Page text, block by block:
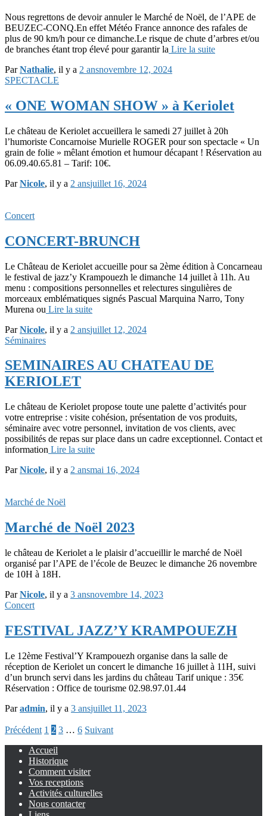
Nous regrettons de devoir annuler le Marché de Noël, de l’APE de
BEUZEC-CONQ.En effet Météo France annonce des rafales de
plus de 90 km/h pour ce dimanche.Le risque de chute d’arbres et/ou
de branches étant trop élevé pour garantir la Lire la suite
ParNathalie, il y a 2 ansnovembre 12, 2024
SPECTACLE
« ONE WOMAN SHOW » à Keriolet
Le château de Keriolet accueillera le samedi 27 juillet à 20h
l’humoriste Concarnoise Murielle ROGER pour son spectacle « Un
grain de folie » mêlant émotion et humour décapant ! Réservation au
06.09.40.65.81 – Tarif: 10€.
ParNicole, il y a 2 ansjuillet 16, 2024
Concert
CONCERT-BRUNCH
Le Château de Keriolet accueille pour sa 2ème édition à Concarneau
le festival de jazz’y Krampouezh le dimanche 14 juillet à 11h. Au
menu : compositions personnelles et relectures singulières de
morceaux emblématiques signés Pascual Marquina Narro, Tony
Murena ou Lire la suite
ParNicole, il y a 2 ansjuillet 12, 2024
Séminaires
SEMINAIRES AU CHATEAU DE
KERIOLET
Le château de Keriolet propose toute une palette d’activités pour
votre entreprise : visite cohésion, présentation de vos produits,
séminaire avec votre personnel, invitation de vos clients, avec
possibilités de repas sur place dans un cadre exceptionnel. Contact et
information Lire la suite
ParNicole, il y a 2 ansmai 16, 2024
Marché de Noël
Marché de Noël 2023
le château de Keriolet a le plaisir d’accueillir le marché de Noël
organisé par l’APE de l’école de Beuzec le dimanche 26 novembre
de 10H à 18H.
ParNicole, il y a 3 ansnovembre 14, 2023
Concert
FESTIVAL JAZZ’Y KRAMPOUEZH
Le 12ème Festival’Y Krampouezh organise dans la salle de
réception de Keriolet un concert le dimanche 16 juillet à 11H, suivi
d’un brunch servi dans les jardins du château Tarif unique : 35€
Réservation : Office de tourisme 02.98.97.01.44
Paradmin, il y a 3 ansjuillet 11, 2023
Pagination
des
publications
Précédent 1 2 3 … 6 Suivant
Accueil
Historique
Comment visiter
Vos receptions
Activités culturelles
Nous contacter